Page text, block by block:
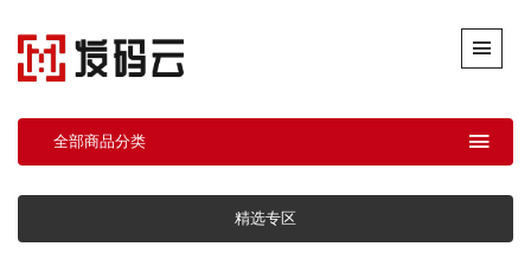
全部商品分类
精选专区